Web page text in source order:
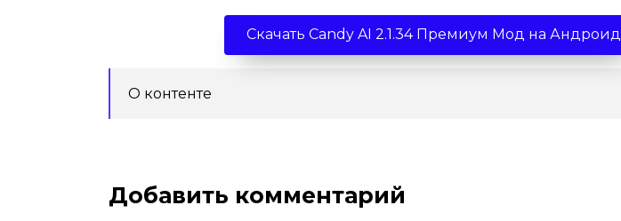
Скачать Candy AI 2.1.34 Премиум Мод на Андроид
О контенте
Добавить комментарий